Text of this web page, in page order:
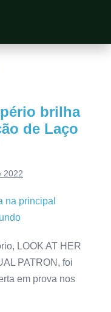
brilha
de Laço
2022
LOOK AT HER
PATRON, foi
em prova nos